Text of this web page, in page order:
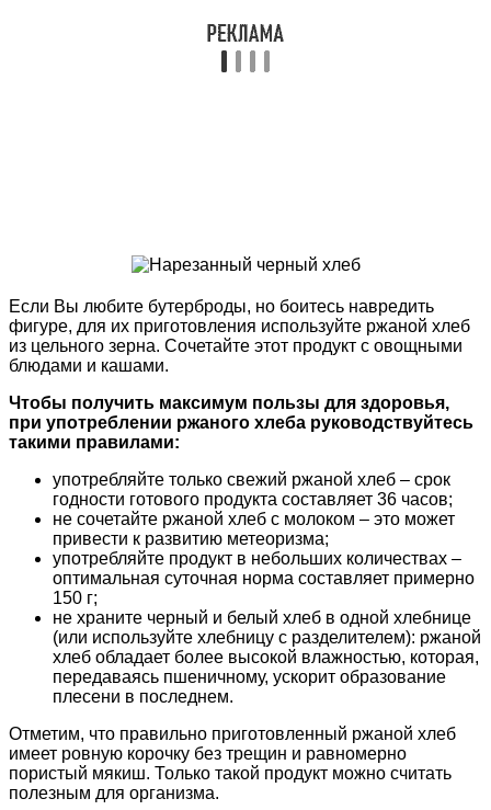
Если Вы любите бутерброды, но боитесь навредить
фигуре, для их приготовления используйте ржаной хлеб
из цельного зерна. Сочетайте этот продукт с овощными
блюдами и кашами.
Чтобы получить максимум пользы для здоровья,
при употреблении ржаного хлеба руководствуйтесь
такими правилами:
употребляйте только свежий ржаной хлеб – срок
годности готового продукта составляет 36 часов;
не сочетайте ржаной хлеб с молоком – это может
привести к развитию метеоризма;
употребляйте продукт в небольших количествах –
оптимальная суточная норма составляет примерно
150 г;
не храните черный и белый хлеб в одной хлебнице
(или используйте хлебницу с разделителем): ржаной
хлеб обладает более высокой влажностью, которая,
передаваясь пшеничному, ускорит образование
плесени в последнем.
Отметим, что правильно приготовленный ржаной хлеб
имеет ровную корочку без трещин и равномерно
пористый мякиш. Только такой продукт можно считать
полезным для организма.